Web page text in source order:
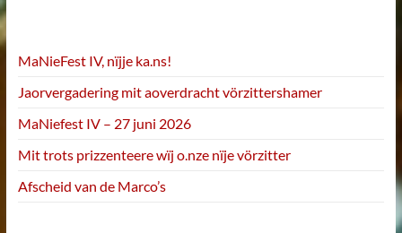
MaNieFest IV, nïjje ka.ns!
Jaorvergadering mit aoverdracht vörzittershamer
MaNiefest IV – 27 juni 2026
Mit trots prizzenteere wïj o.nze nïje vörzitter
Afscheid van de Marco’s